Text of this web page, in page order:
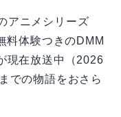
アニメシリーズ
料体験つきのDMM
現在放送中（2026
での物語をおさら